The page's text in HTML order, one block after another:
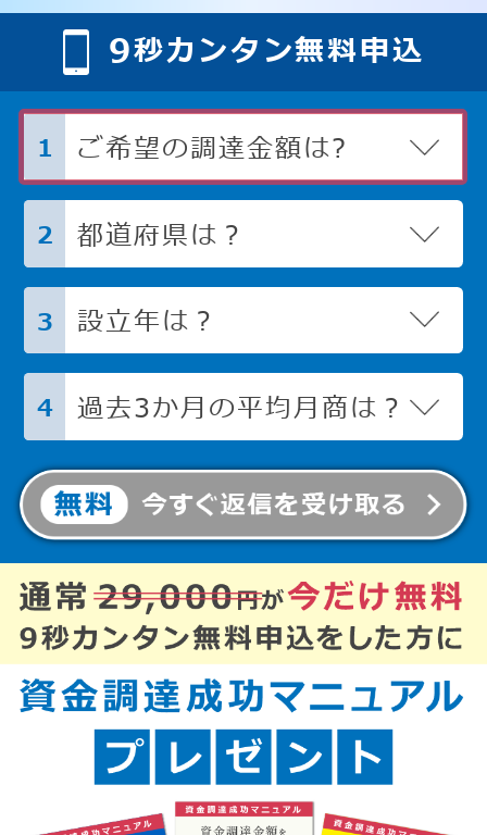
9秒カンタン無料申込
1 ご希望の調達金額は?
2 都道府県は？
3 設立年は？
4 過去3か月の平均月商は？